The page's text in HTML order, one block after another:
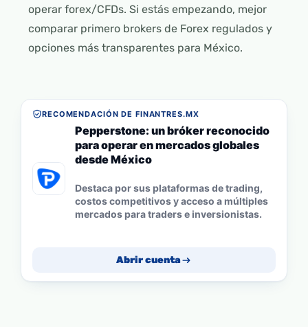
operar forex/CFDs. Si estás empezando, mejor
comparar primero brokers de Forex regulados y
opciones más transparentes para México.
RECOMENDACIÓN DE FINANTRES.MX
Pepperstone: un bróker reconocido
para operar en mercados globales
desde México
Destaca por sus plataformas de trading,
costos competitivos y acceso a múltiples
mercados para traders e inversionistas.
Abrir cuenta